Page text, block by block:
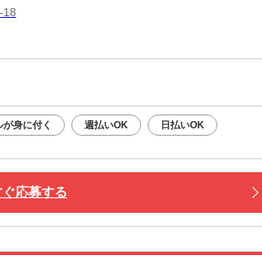
18
が身に付く 週払いOK 日払いOK
ぐ応募する